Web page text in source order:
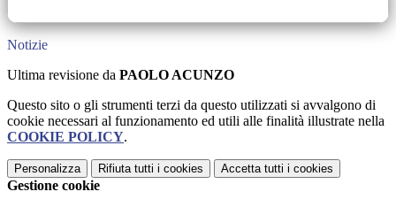
Notizie
Ultima revisione da PAOLO ACUNZO
Questo sito o gli strumenti terzi da questo utilizzati si avvalgono di
cookie necessari al funzionamento ed utili alle finalità illustrate nella
COOKIE POLICY.
Personalizza Rifiuta tutti i cookies Accetta tutti i cookies
Gestione cookie